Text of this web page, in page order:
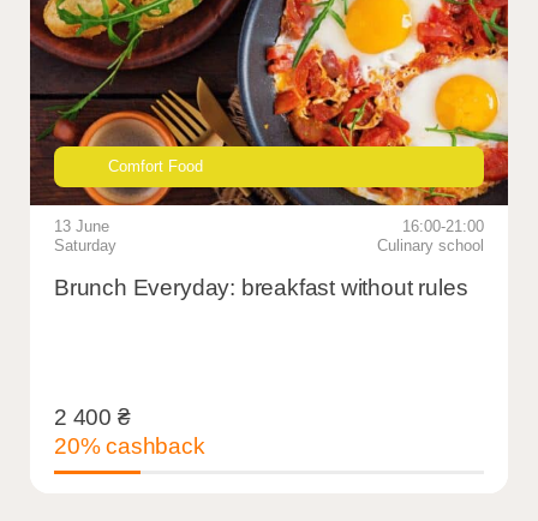
Comfort Food
13 June
Saturday
16:00-21:00
Culinary school
Brunch Everyday: breakfast without rules
2 400 ₴
20% cashback
2 400 ₴